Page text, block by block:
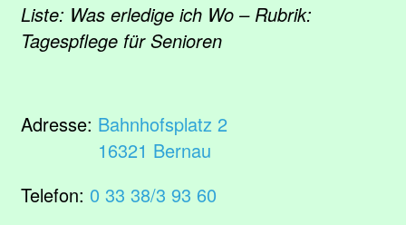
Liste: Was erledige ich Wo – Rubrik:
Tagespflege für Senioren
Adresse: Bahnhofsplatz 2
16321 Bernau
Telefon: 0 33 38/3 93 60